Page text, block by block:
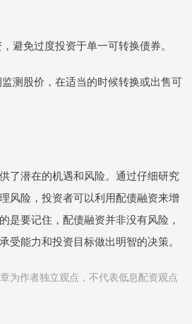
避免过度投资于单一可转换债券。
测股价，在适当的时候转换或出售可
了潜在的机遇和风险。通过仔细研究
风险，投资者可以利用配债融资来增
是要记住，配债融资并非没有风险，
受能力和投资目标做出明智的决策。
为作者独立观点，不代表低息配资观点